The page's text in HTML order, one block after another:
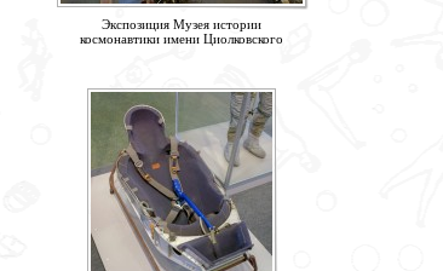
Экспозиция Музея истории
космонавтики имени Циолковского